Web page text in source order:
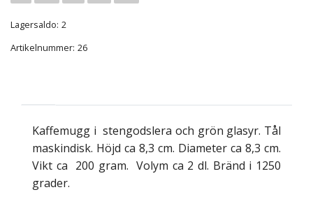
Lagersaldo: 2
Artikelnummer: 26
Kaffemugg i stengodslera och grön glasyr. Tål
maskindisk. Höjd ca 8,3 cm. Diameter ca 8,3 cm.
Vikt ca 200 gram. Volym ca 2 dl. Bränd i 1250
grader.